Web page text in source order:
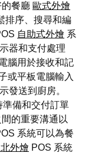
餐廳 歐式外燴
排序、搜尋和編
自助式外燴 系
器和支付處理
腦用於接收和記
或平板電腦輸入
發送到廚房。
備和交付訂單
的重要溝通以
系統可以為餐
外燴 POS 系統